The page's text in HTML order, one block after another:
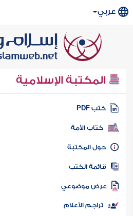
عربي
المكتبة الإسلامية
كتب PDF
كتاب الأمة
المكتبة
الكتب
موضوعي